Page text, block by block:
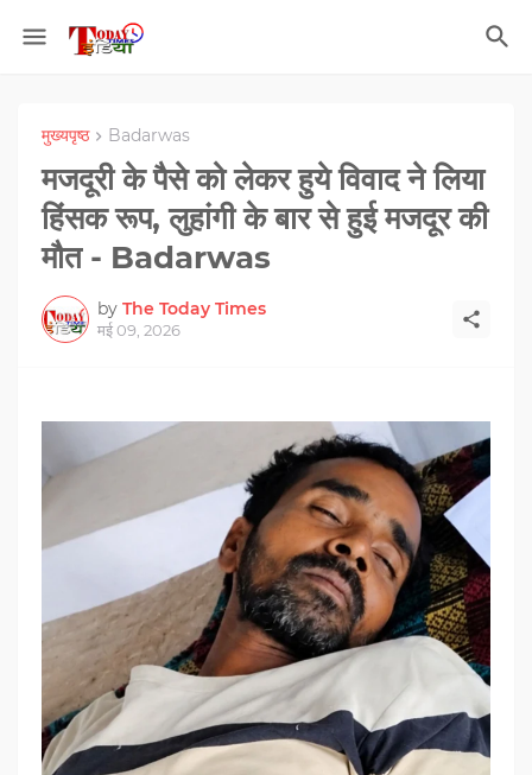
मुख्यपृष्ठ Badarwas
मजदूरी के पैसे को लेकर हुये विवाद ने लिया
हिंसक रूप, लुहांगी के बार से हुई मजदूर की
मौत - Badarwas
by The Today Times
मई 09, 2026